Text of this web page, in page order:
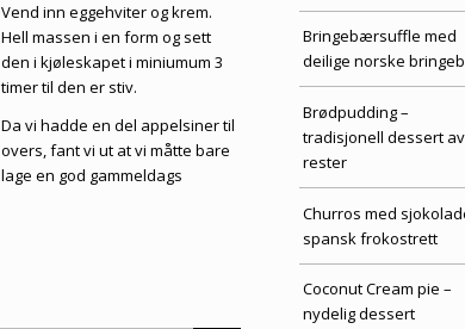
Vend inn eggehviter og krem.
Hell massen i en form og sett
den i kjøleskapet i miniumum 3
timer til den er stiv.
Da vi hadde en del appelsiner til
overs, fant vi ut at vi måtte bare
lage en god gammeldags
Bringebærsuffle med
deilige norske
Brødpudding –
tradisjonell dessert av
rester
Churros med
spansk frokostrett
Coconut Cream pie –
nydelig dessert